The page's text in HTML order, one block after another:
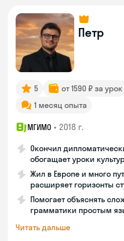
Петр
5
от 1590 ₽ за урок
1 месяц опыта
МГИМО • 2018 г.
Окончил
обогащает уроки
Жил в Европе и много
расширяет горизонты
Помогает объяснять
грамматики простым
Читать дальше